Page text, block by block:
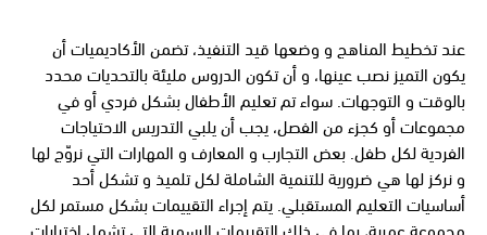
عند تخطيط المناهج و وضعها قيد التنفيذ، تضمن الأكاديميات أن
يكون التميز نصب عينها، و أن تكون الدروس مليئة بالتحديات محدد
بالوقت و التوجهات. سواء تم تعليم الأطفال بشكل فردي أو في
مجموعات أو كجزء من الفصل، يجب أن يلبي التدريس الاحتياجات
الفردية لكل طفل. بعض التجارب و المعارف و المهارات التي نروّج لها
و نركز لها هي ضرورية للتنمية الشاملة لكل تلميذ و تشكل أحد
أساسيات التعليم المستقبلي. يتم إجراء التقييمات بشكل مستمر لكل
مجموعة عمرية، بما في ذلك التقييمات الرسمية التي تشمل اختبارات